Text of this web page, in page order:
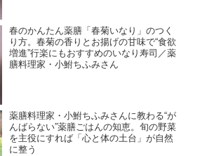
春のかんたん薬膳「春菊いなり」のつく
り方。春菊の香りとお揚げの甘味で“食欲
増進”行楽にもおすすめのいなり寿司／薬
膳料理家・小鮒ちふみさん
薬膳料理家・小鮒ちふみさんに教わる“が
んばらない”薬膳ごはんの知恵。旬の野菜
を主役にすれば「心と体の土台」が自然
に整う